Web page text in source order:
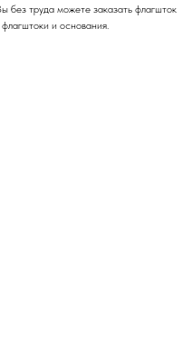
без труда можете заказать флагшток
и основания.